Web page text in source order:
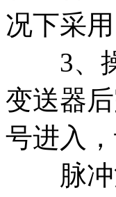
况下采
3、操
变送器
号进入
脉冲清